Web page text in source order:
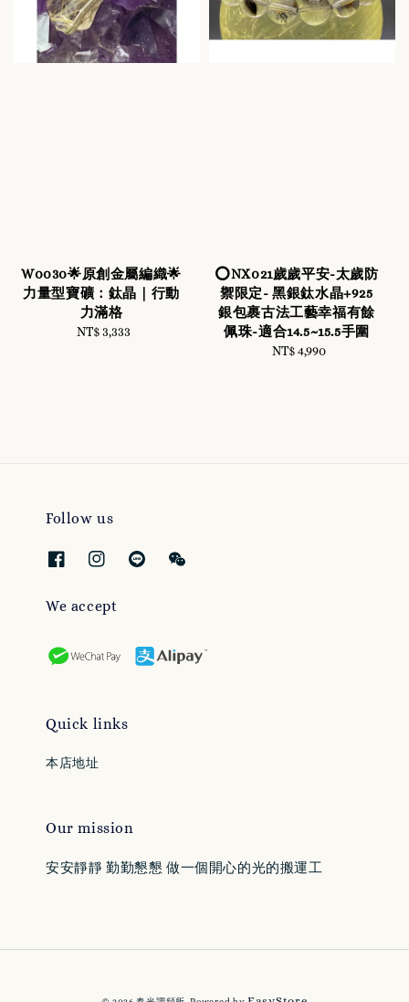
W0030🌟原創金屬編織🌟
力量型寶礦：鈦晶｜行動
力滿格
Regular
NT$ 3,333
⭕️NX021歲歲平安-太歲防
禦限定- 黑銀鈦水晶+925
銀包裹古法工藝幸福有餘
佩珠-適合14.5~15.5手圍
Regular
NT$ 4,990
Follow us
We accept
Quick links
本店地址
Our mission
安安靜靜 勤勤懇懇 做一個開心的光的搬運工